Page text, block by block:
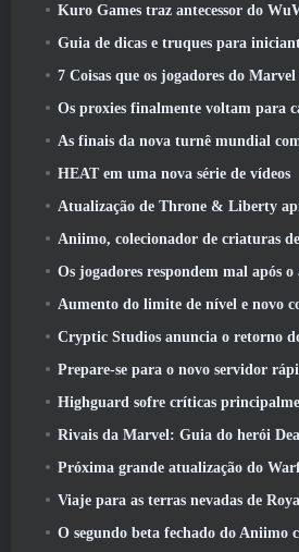
Kuro Games traz antecessor do WuWa
Guia de dicas e truques para
7 Coisas que os jogadores do Marvel Rivals
Os proxies finalmente voltam para casa, na Sixth Street, na
As finais da nova turnê mundial
HEAT em uma nova série de vídeos
Atualização de Throne & Liberty apresenta “Torre da
Aniimo, colecionador de criaturas de mundo
Os jogadores respondem mal após o amanhecer anuncia planos
Aumento do limite de nível e novo conteúdo revelado em Phantasy
Cryptic Studios anuncia o retorno do pioneiro do
Prepare-se para o novo servidor rápido do MU
Highguard sofre críticas principalmente
Rivais da Marvel: Guia do herói
Próxima grande atualização do Warframe, “The
Viaje para as terras nevadas de Roya Frostlands em
O segundo beta fechado do Aniimo